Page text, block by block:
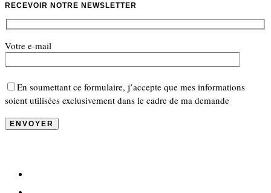
RECEVOIR NOTRE NEWSLETTER
Votre e-mail
En soumettant ce formulaire, j’accepte que mes informations
soient utilisées exclusivement dans le cadre de ma demande